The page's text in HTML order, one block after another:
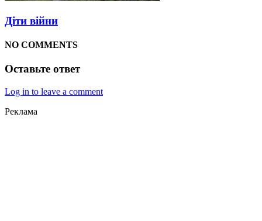
Діти війни
NO COMMENTS
Оставьте ответ
Log in to leave a comment
Реклама